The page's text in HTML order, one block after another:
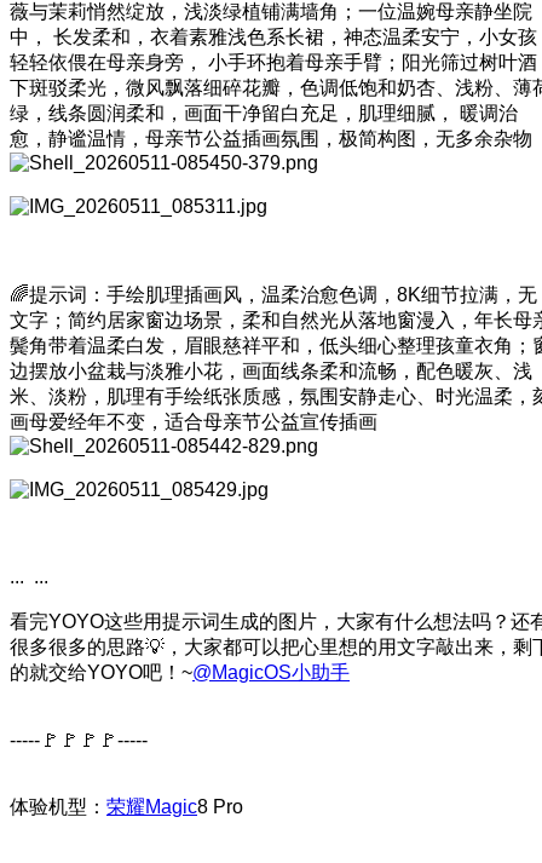
薇与茉莉悄然绽放，浅淡绿植铺满墙角；一位温婉母亲静坐院
中， 长发柔和，衣着素雅浅色系长裙，神态温柔安宁，小女孩
轻轻依偎在母亲身旁， 小手环抱着母亲手臂；阳光筛过树叶酒
下斑驳柔光，微风飘落细碎花瓣，色调低饱和奶杏、浅粉、薄
绿，线条圆润柔和，画面干净留白充足，肌理细腻， 暖调治
愈，静谧温情，母亲节公益插画氛围，极简构图，无多余杂物
🌈提示词：手绘肌理插画风，温柔治愈色调，8K细节拉满，无
文字；简约居家窗边场景，柔和自然光从落地窗漫入，年长母
鬓角带着温柔白发，眉眼慈祥平和，低头细心整理孩童衣角；
边摆放小盆栽与淡雅小花，画面线条柔和流畅，配色暖灰、浅
米、淡粉，肌理有手绘纸张质感，氛围安静走心、时光温柔，
画母爱经年不变，适合母亲节公益宣传插画
... ...
看完YOYO这些用提示词生成的图片，大家有什么想法吗？还
很多很多的思路💡，大家都可以把心里想的用文字敲出来，剩
的就交给YOYO吧！~@MagicOS小助手
-----🚩🚩🚩🚩-----
体验机型： 荣耀Magic8 Pro